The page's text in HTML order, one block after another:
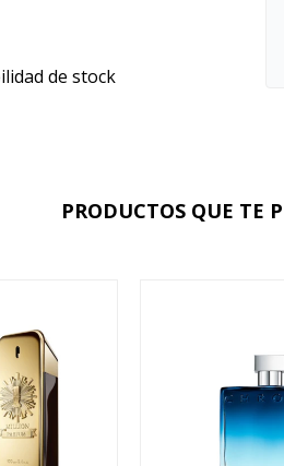
de stock
PRODUCTOS QUE TE